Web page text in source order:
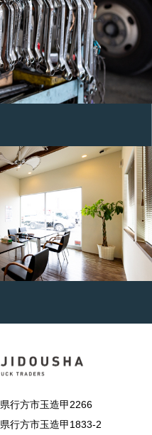
行方市玉造甲2266
行方市玉造甲1833-2